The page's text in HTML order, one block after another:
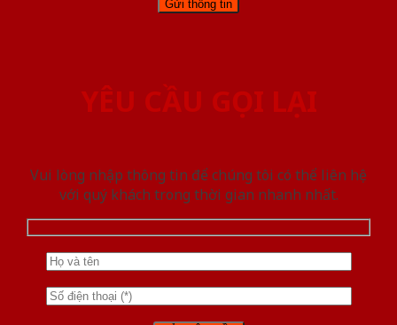
YÊU CẦU GỌI LẠI
Vui lòng nhập thông tin để chúng tôi có thể liên hệ
với quý khách trong thời gian nhanh nhất.